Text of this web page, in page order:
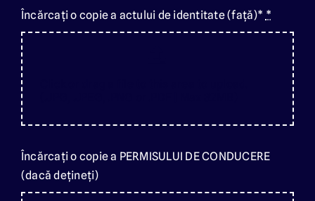
Încărcați o copie a actului de identitate (față)* *
Încărcați o copie a PERMISULUI DE CONDUCERE
(dacă dețineți)